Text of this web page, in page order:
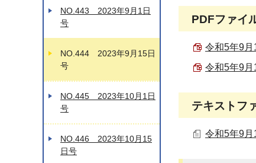
PDFファイ
令和5年9月
令和5年9月
テキストフ
令和5年9月
NO.443 2023年9月1日
号
NO.444 2023年9月15日
号
NO.445 2023年10月1日
号
NO.446 2023年10月15
日号